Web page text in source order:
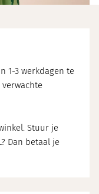
1-3 werkdagen te
Stuur je
Dan betaal je